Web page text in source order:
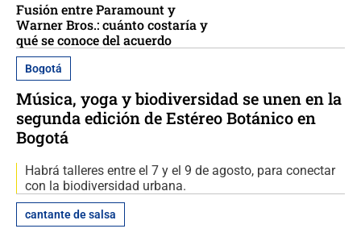
Fusión entre Paramount y
Warner Bros.: cuánto costaría y
qué se conoce del acuerdo
Bogotá
Música, yoga y biodiversidad se unen en la
segunda edición de Estéreo Botánico en
Bogotá
Habrá talleres entre el 7 y el 9 de agosto, para conectar
con la biodiversidad urbana.
cantante de salsa